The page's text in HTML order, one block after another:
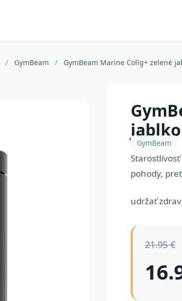
/ GymBeam / GymBeam Marine Collg+ zelené
jablko
GymBeam
pohody,
udržať
21.95 €